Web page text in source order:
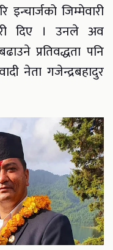
जिम्मेवारी
दिए । उनले अव
प्रतिवद्धता पनि
नेता गजेन्द्रबहादुर